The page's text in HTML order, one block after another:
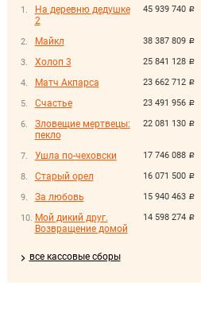
45 939 740 руб.
На деревню дедушке
2
38 387 809 руб.
Майкл
25 841 128 руб.
Холоп 3
23 662 712 руб.
Матч Акпарса
23 491 956 руб.
Счастье
22 081 130 руб.
Зловещие мертвецы:
пекло
17 746 088 руб.
Ушла по-чеховски
16 071 500 руб.
Старый орел
15 940 463 руб.
За любовь
14 598 274 руб.
Мой дикий друг.
Возвращение домой
все кассовые сборы